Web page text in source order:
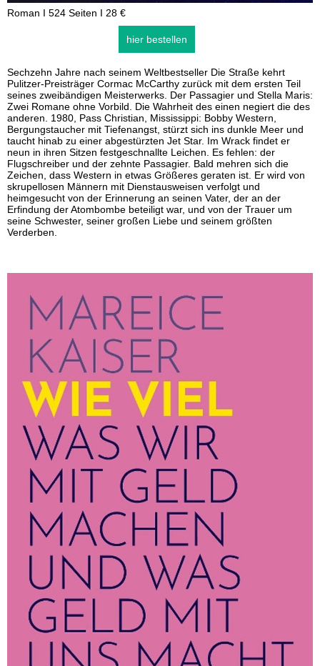
Roman I 524 Seiten I 28 €
hier bestellen
Sechzehn Jahre nach seinem Weltbestseller Die Straße kehrt
Pulitzer-Preisträger Cormac McCarthy zurück mit dem ersten Teil
seines zweibändigen Meisterwerks. Der Passagier und Stella Maris:
Zwei Romane ohne Vorbild. Die Wahrheit des einen negiert die des
anderen. 1980, Pass Christian, Mississippi: Bobby Western,
Bergungstaucher mit Tiefenangst, stürzt sich ins dunkle Meer und
taucht hinab zu einer abgestürzten Jet Star. Im Wrack findet er
neun in ihren Sitzen festgeschnallte Leichen. Es fehlen: der
Flugschreiber und der zehnte Passagier. Bald mehren sich die
Zeichen, dass Western in etwas Größeres geraten ist. Er wird von
skrupellosen Männern mit Dienstausweisen verfolgt und
heimgesucht von der Erinnerung an seinen Vater, der an der
Erfindung der Atombombe beteiligt war, und von der Trauer um
seine Schwester, seiner großen Liebe und seinem größten
Verderben.